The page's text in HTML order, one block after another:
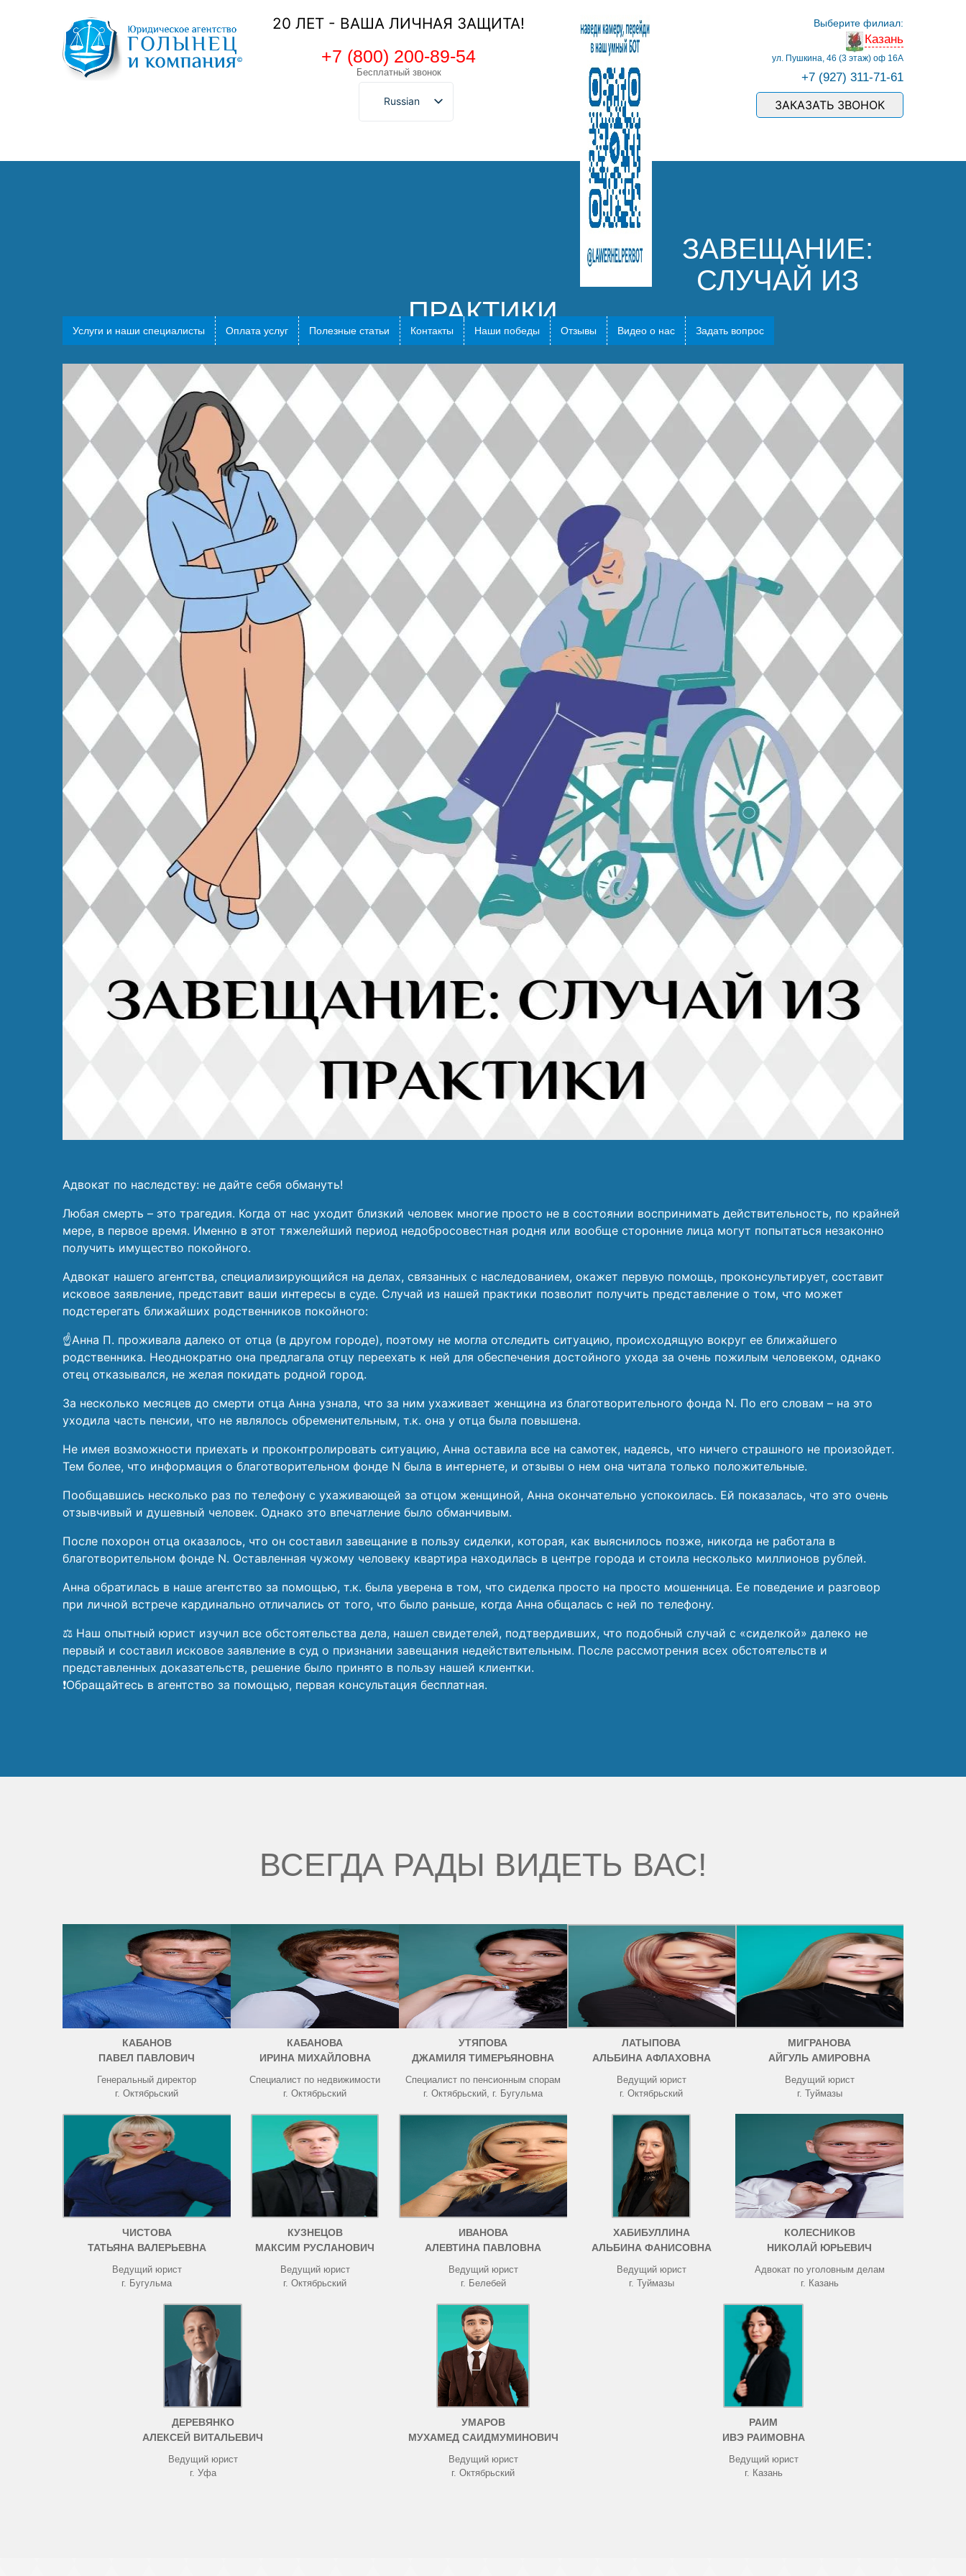
20 ЛЕТ - ВАША ЛИЧНАЯ ЗАЩИТА!
+7 (800) 200-89-54
Бесплатный звонок
Russian
Выберите филиал:
Казань
ул. Пушкина, 46 (3 этаж) оф 16А
+7 (927) 311-71-61
ЗАКАЗАТЬ ЗВОНОК
Услуги и наши специалисты Оплата услуг Полезные статьи Контакты Наши победы Отзывы Видео о нас Задать вопрос
ЗАВЕЩАНИЕ:
СЛУЧАЙ ИЗ
ПРАКТИКИ
Адвокат по наследству: не дайте себя обмануть!
Любая смерть – это трагедия. Когда от нас уходит близкий человек многие просто не в состоянии воспринимать действительность, по крайней
мере, в первое время. Именно в этот тяжелейший период недобросовестная родня или вообще сторонние лица могут попытаться незаконно
получить имущество покойного.
Адвокат нашего агентства, специализирующийся на делах, связанных с наследованием, окажет первую помощь, проконсультирует, составит
исковое заявление, представит ваши интересы в суде. Случай из нашей практики позволит получить представление о том, что может
подстерегать ближайших родственников покойного:
☝️Анна П. проживала далеко от отца (в другом городе), поэтому не могла отследить ситуацию, происходящую вокруг ее ближайшего
родственника. Неоднократно она предлагала отцу переехать к ней для обеспечения достойного ухода за очень пожилым человеком, однако
отец отказывался, не желая покидать родной город.
За несколько месяцев до смерти отца Анна узнала, что за ним ухаживает женщина из благотворительного фонда N. По его словам – на это
уходила часть пенсии, что не являлось обременительным, т.к. она у отца была повышена.
Не имея возможности приехать и проконтролировать ситуацию, Анна оставила все на самотек, надеясь, что ничего страшного не произойдет.
Тем более, что информация о благотворительном фонде N была в интернете, и отзывы о нем она читала только положительные.
Пообщавшись несколько раз по телефону с ухаживающей за отцом женщиной, Анна окончательно успокоилась. Ей показалась, что это очень
отзывчивый и душевный человек. Однако это впечатление было обманчивым.
После похорон отца оказалось, что он составил завещание в пользу сиделки, которая, как выяснилось позже, никогда не работала в
благотворительном фонде N. Оставленная чужому человеку квартира находилась в центре города и стоила несколько миллионов рублей.
Анна обратилась в наше агентство за помощью, т.к. была уверена в том, что сиделка просто на просто мошенница. Ее поведение и разговор
при личной встрече кардинально отличались от того, что было раньше, когда Анна общалась с ней по телефону.
⚖️ Наш опытный юрист изучил все обстоятельства дела, нашел свидетелей, подтвердивших, что подобный случай с «сиделкой» далеко не
первый и составил исковое заявление в суд о признании завещания недействительным. После рассмотрения всех обстоятельств и
представленных доказательств, решение было принято в пользу нашей клиентки.
❗Обращайтесь в агентство за помощью, первая консультация бесплатная.
ВСЕГДА РАДЫ ВИДЕТЬ ВАС!
КАБАНОВ
ПАВЕЛ ПАВЛОВИЧ
Генеральный директор
г. Октябрьский
КАБАНОВА
ИРИНА МИХАЙЛОВНА
Специалист по недвижимости
г. Октябрьский
УТЯПОВА
ДЖАМИЛЯ ТИМЕРЬЯНОВНА
Специалист по пенсионным спорам
г. Октябрьский, г. Бугульма
ЛАТЫПОВА
АЛЬБИНА АФЛАХОВНА
Ведущий юрист
г. Октябрьский
МИГРАНОВА
АЙГУЛЬ АМИРОВНА
Ведущий юрист
г. Туймазы
ЧИСТОВА
ТАТЬЯНА ВАЛЕРЬЕВНА
Ведущий юрист
г. Бугульма
КУЗНЕЦОВ
МАКСИМ РУСЛАНОВИЧ
Ведущий юрист
г. Октябрьский
ИВАНОВА
АЛЕВТИНА ПАВЛОВНА
Ведущий юрист
г. Белебей
ХАБИБУЛЛИНА
АЛЬБИНА ФАНИСОВНА
Ведущий юрист
г. Туймазы
КОЛЕСНИКОВ
НИКОЛАЙ ЮРЬЕВИЧ
Адвокат по уголовным делам
г. Казань
ДЕРЕВЯНКО
АЛЕКСЕЙ ВИТАЛЬЕВИЧ
Ведущий юрист
г. Уфа
УМАРОВ
МУХАМЕД САИДМУМИНОВИЧ
Ведущий юрист
г. Октябрьский
РАИМ
ИВЭ РАИМОВНА
Ведущий юрист
г. Казань